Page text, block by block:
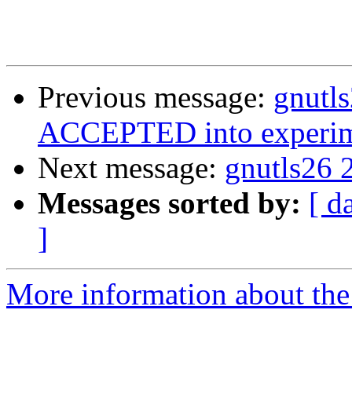
Previous message:
ACCEPTED into
Next message: gnutls26
Messages sorted by: [
]
More information about